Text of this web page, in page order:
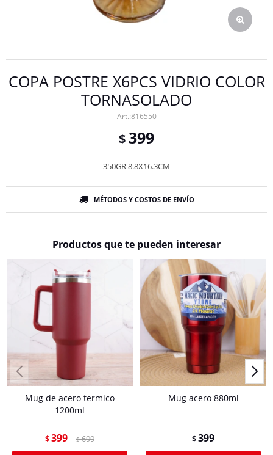
COPA POSTRE X6PCS VIDRIO COLOR
TORNASOLADO
816550
$ 399
350GR 8.8X16.3CM
MÉTODOS Y COSTOS DE ENVÍO
Productos que te pueden interesar
Mug de acero termico
1200ml
$399 $ 699
Mug acero 880ml
$399